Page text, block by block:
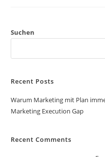
Suchen
Recent Posts
Warum Marketing mit Plan
Marketing Execution Gap
Recent Comments